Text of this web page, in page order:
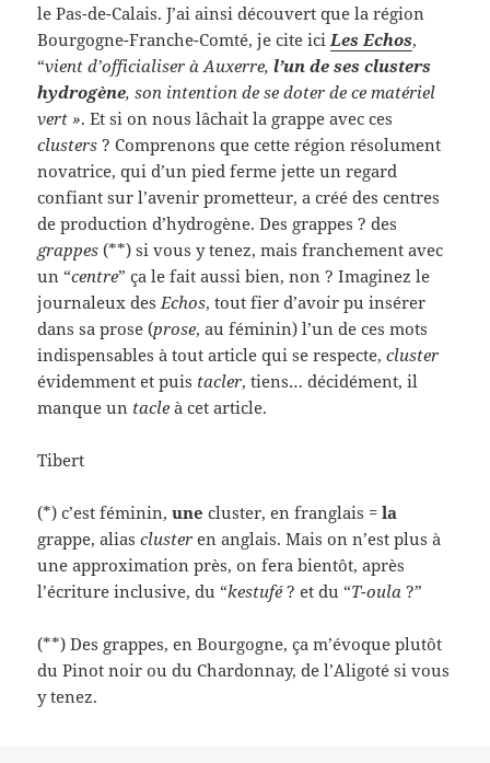
le Pas-de-Calais. J’ai ainsi découvert que la région
Bourgogne-Franche-Comté, je cite ici Les Echos,
“vient d’officialiser à Auxerre,l’un de ses clusters
hydrogène, son intention de se doter de ce matériel
vert ». Et si on nous lâchait la grappe avec ces
clusters ? Comprenons que cette région résolument
novatrice, qui d’un pied ferme jette un regard
confiant sur l’avenir prometteur, a créé des centres
de production d’hydrogène. Des grappes ? des
grappes (**) si vous y tenez, mais franchement avec
un “centre” ça le fait aussi bien, non ? Imaginez le
journaleux des Echos, tout fier d’avoir pu insérer
dans sa prose (prose, au féminin) l’un de ces mots
indispensables à tout article qui se respecte,cluster
évidemment et puis tacler, tiens… décidément, il
manque un tacle à cet article.
Tibert
(*) c’est féminin,une cluster, en franglais = la
grappe, aliascluster en anglais. Mais on n’est plus à
une approximation près, on fera bientôt, après
l’écriture inclusive, du “kestufé? et du “T-oula?”
(**) Des grappes, en Bourgogne, ça m’évoque plutôt
du Pinot noir ou du Chardonnay, de l’Aligoté si vous
y tenez.